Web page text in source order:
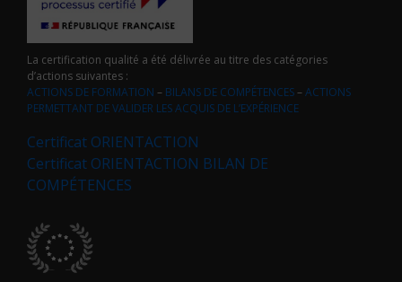
La certification qualité a été délivrée au titre des catégories
d’actions suivantes :
ACTIONS DE FORMATION – BILANS DE COMPÉTENCES–ACTIONS
PERMETTANT DE VALIDER LES ACQUIS DE L’EXPÉRIENCE
Certificat ORIENTACTION
Certificat ORIENTACTION BILAN DE
COMPÉTENCES